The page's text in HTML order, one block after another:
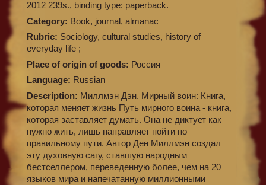
2012 239s., binding type: paperback.
Category: Book, journal, almanac
Rubric: Sociology, cultural studies, history of
everyday life ;
Place of origin of goods: Россия
Language: Russian
Description: Миллмэн Дэн. Мирный воин: Книга,
которая меняет жизнь Путь мирного воина - книга,
которая заставляет думать. Она не диктует как
нужно жить, лишь направляет пойти по
правильному пути. Автор Ден Миллмэн создал
эту духовную сагу, ставшую народным
бестселлером, переведенную более, чем на 20
языков мира и напечатанную миллионными